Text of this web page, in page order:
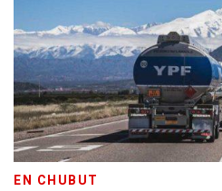
EN CHUBUT